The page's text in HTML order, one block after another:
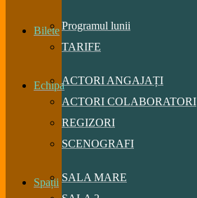
BileteProgramul lunii
TARIFE
EchipaACTORI ANGAJAȚI
ACTORI COLABORATORI
REGIZORI
SCENOGRAFI
Spații SALA MARE